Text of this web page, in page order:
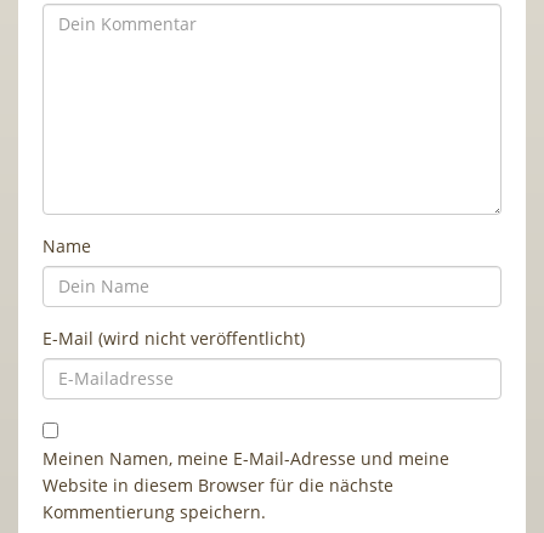
Name
E-Mail (wird nicht veröffentlicht)
Meinen Namen, meine E-Mail-Adresse und meine
Website in diesem Browser für die nächste
Kommentierung speichern.